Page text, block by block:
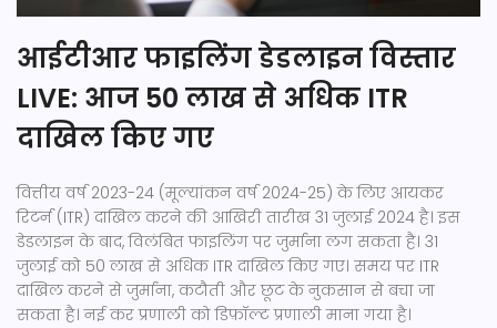
आईटीआर फाइलिंग डेडलाइन विस्तार
LIVE: आज 50 लाख से अधिक ITR
दाखिल किए गए
वित्तीय वर्ष 2023-24 (मूल्यांकन वर्ष 2024-25) के लिए आयकर
रिटर्न (ITR) दाखिल करने की आखिरी तारीख 31 जुलाई 2024 है। इस
डेडलाइन के बाद, विलंबित फाइलिंग पर जुर्माना लग सकता है। 31
जुलाई को 50 लाख से अधिक ITR दाखिल किए गए। समय पर ITR
दाखिल करने से जुर्माना, कटौती और छूट के नुकसान से बचा जा
सकता है। नई कर प्रणाली को डिफ़ॉल्ट प्रणाली माना गया है।